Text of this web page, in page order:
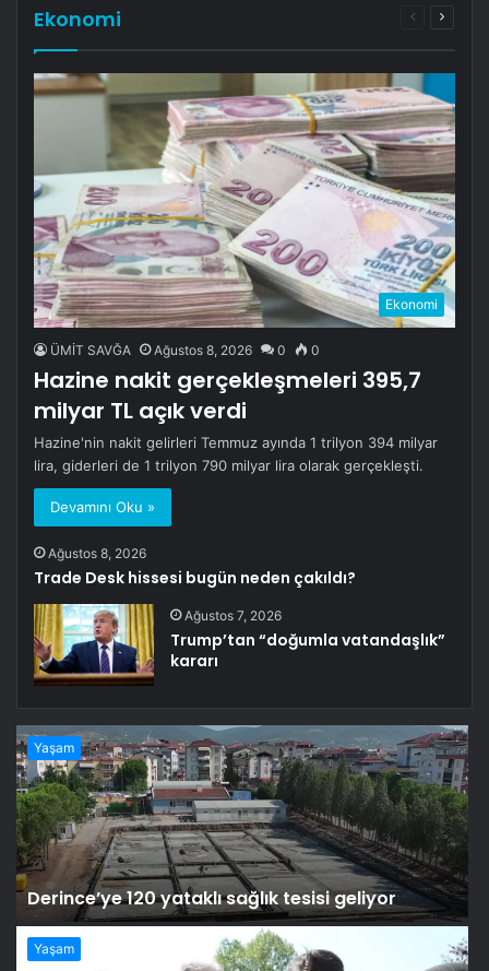
Ekonomi
ÖncekiSonraki
Ekonomi
ÜMİT SAVĞA Ağustos 8, 2026 0 0
Hazine nakit gerçekleşmeleri 395,7
milyar TL açık verdi
Hazine'nin nakit gelirleri Temmuz ayında 1 trilyon 394 milyar
lira, giderleri de 1 trilyon 790 milyar lira olarak gerçekleşti.
Devamını Oku »
Ağustos 8, 2026
Trade Desk hissesi bugün neden çakıldı?
Ağustos 7, 2026
Trump’tan “doğumla vatandaşlık”
kararı
Yaşam
Derince’ye 120 yataklı sağlık tesisi geliyor
Yaşam